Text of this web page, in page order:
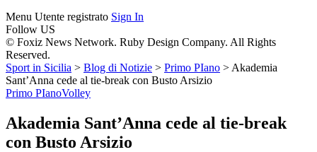
Menu Utente registrato Sign In
Follow US
© Foxiz News Network. Ruby Design Company. All Rights
Reserved.
Sport in Sicilia > Blog di Notizie > Primo PIano > Akademia
Sant’Anna cede al tie-break con Busto Arsizio
Primo PIanoVolley
Akademia Sant’Anna cede al tie-break
con Busto Arsizio